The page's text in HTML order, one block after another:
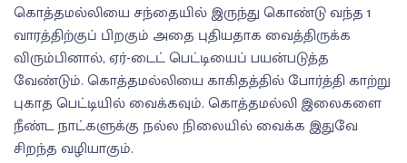
கொத்தமல்லியை சந்தையில் இருந்து கொண்டு வந்த 1
வாரத்திற்குப் பிறகும் அதை புதியதாக வைத்திருக்க
விரும்பினால், ஏர்-டைட் பெட்டியைப் பயன்படுத்த
வேண்டும். கொத்தமல்லியை காகிதத்தில் போர்த்தி காற்று
புகாத பெட்டியில் வைக்கவும். கொத்தமல்லி இலைகளை
நீண்ட நாட்களுக்கு நல்ல நிலையில் வைக்க இதுவே
சிறந்த வழியாகும்.